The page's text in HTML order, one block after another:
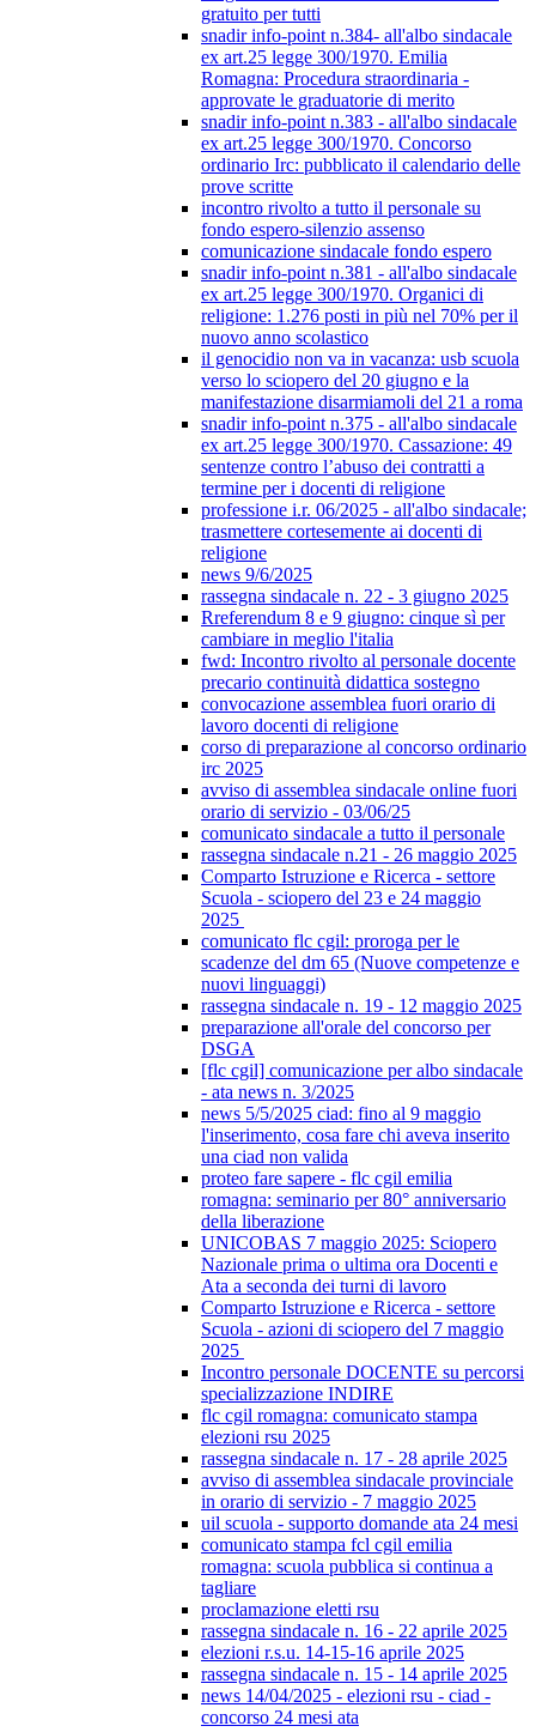
gratuito per tutti
snadir info-point n.384- all'albo sindacale
ex art.25 legge 300/1970. Emilia
Romagna: Procedura straordinaria -
approvate le graduatorie di merito
snadir info-point n.383 - all'albo sindacale
ex art.25 legge 300/1970. Concorso
ordinario Irc: pubblicato il calendario delle
prove scritte
incontro rivolto a tutto il personale su
fondo espero-silenzio assenso
comunicazione sindacale fondo espero
snadir info-point n.381 - all'albo sindacale
ex art.25 legge 300/1970. Organici di
religione: 1.276 posti in più nel 70% per il
nuovo anno scolastico
il genocidio non va in vacanza: usb scuola
verso lo sciopero del 20 giugno e la
manifestazione disarmiamoli del 21 a roma
snadir info-point n.375 - all'albo sindacale
ex art.25 legge 300/1970. Cassazione: 49
sentenze contro l’abuso dei contratti a
termine per i docenti di religione
professione i.r. 06/2025 - all'albo sindacale;
trasmettere cortesemente ai docenti di
religione
news 9/6/2025
rassegna sindacale n. 22 - 3 giugno 2025
Rreferendum 8 e 9 giugno: cinque sì per
cambiare in meglio l'italia
fwd: Incontro rivolto al personale docente
precario continuità didattica sostegno
convocazione assemblea fuori orario di
lavoro docenti di religione
corso di preparazione al concorso ordinario
irc 2025
avviso di assemblea sindacale online fuori
orario di servizio - 03/06/25
comunicato sindacale a tutto il personale
rassegna sindacale n.21 - 26 maggio 2025
Comparto Istruzione e Ricerca - settore
Scuola - sciopero del 23 e 24 maggio
2025
comunicato flc cgil: proroga per le
scadenze del dm 65 (Nuove competenze e
nuovi linguaggi)
rassegna sindacale n. 19 - 12 maggio 2025
preparazione all'orale del concorso per
DSGA
[flc cgil] comunicazione per albo sindacale
- ata news n. 3/2025
news 5/5/2025 ciad: fino al 9 maggio
l'inserimento, cosa fare chi aveva inserito
una ciad non valida
proteo fare sapere - flc cgil emilia
romagna: seminario per 80° anniversario
della liberazione
UNICOBAS 7 maggio 2025: Sciopero
Nazionale prima o ultima ora Docenti e
Ata a seconda dei turni di lavoro
Comparto Istruzione e Ricerca - settore
Scuola - azioni di sciopero del 7 maggio
2025
Incontro personale DOCENTE su percorsi
specializzazione INDIRE
flc cgil romagna: comunicato stampa
elezioni rsu 2025
rassegna sindacale n. 17 - 28 aprile 2025
avviso di assemblea sindacale provinciale
in orario di servizio - 7 maggio 2025
uil scuola - supporto domande ata 24 mesi
comunicato stampa fcl cgil emilia
romagna: scuola pubblica si continua a
tagliare
proclamazione eletti rsu
rassegna sindacale n. 16 - 22 aprile 2025
elezioni r.s.u. 14-15-16 aprile 2025
rassegna sindacale n. 15 - 14 aprile 2025
news 14/04/2025 - elezioni rsu - ciad -
concorso 24 mesi ata